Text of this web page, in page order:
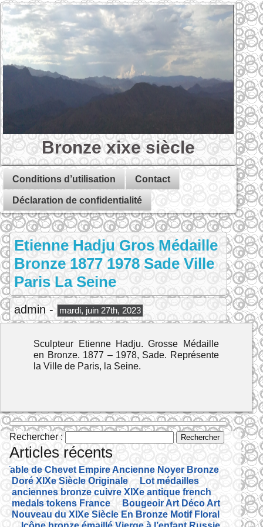
Bronze xixe siècle
Conditions d’utilisation Contact
Déclaration de confidentialité
Etienne Hadju Gros Médaille
Bronze 1877 1978 Sade Ville
Paris La Seine
admin - mardi, juin 27th, 2023
Sculpteur Etienne Hadju. Grosse Médaille
en Bronze. 1877 – 1978, Sade. Représente
la Ville de Paris, la Seine.
Rechercher :
Articles récents
Table de Chevet Empire Ancienne Noyer Bronze
Doré XIXe Siècle Originale
Lot médailles
anciennes bronze cuivre XIXe antique french
medals tokens France
Bougeoir Art Déco Art
Nouveau du XIXe Siècle En Bronze Motif Floral